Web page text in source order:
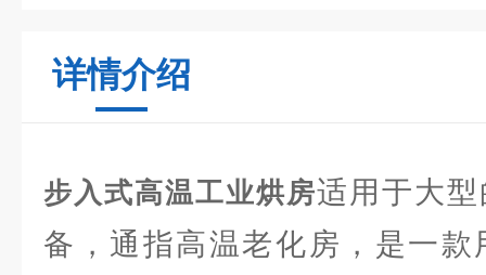
详情介绍
步入式高温工业烘房适用于大
备，通指高温老化房，是一